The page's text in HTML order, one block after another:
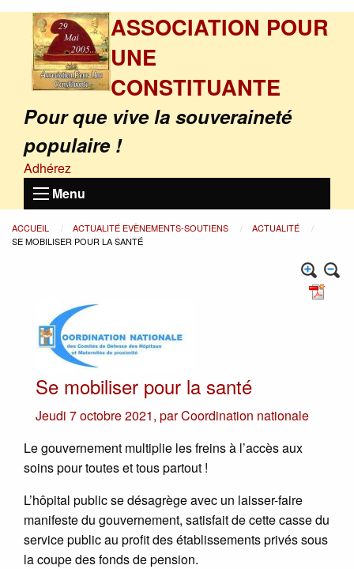
ASSOCIATION POUR
UNE
CONSTITUANTE
Pour que vive la souveraineté
populaire !
Adhérez
Menu
ACCUEIL ACTUALITÉ EVÈNEMENTS-SOUTIENS
ACTUALITÉ
SE MOBILISER POUR LA SANTÉ
Se mobiliser pour la santé
Jeudi 7 octobre 2021, parCoordination nationale
Le gouvernement multiplie les freins à l’accès aux
soins pour toutes et tous partout !
L’hôpital public se désagrège avec un laisser-faire
manifeste du gouvernement, satisfait de cette casse du
service public au profit des établissements privés sous
la coupe des fonds de pension.